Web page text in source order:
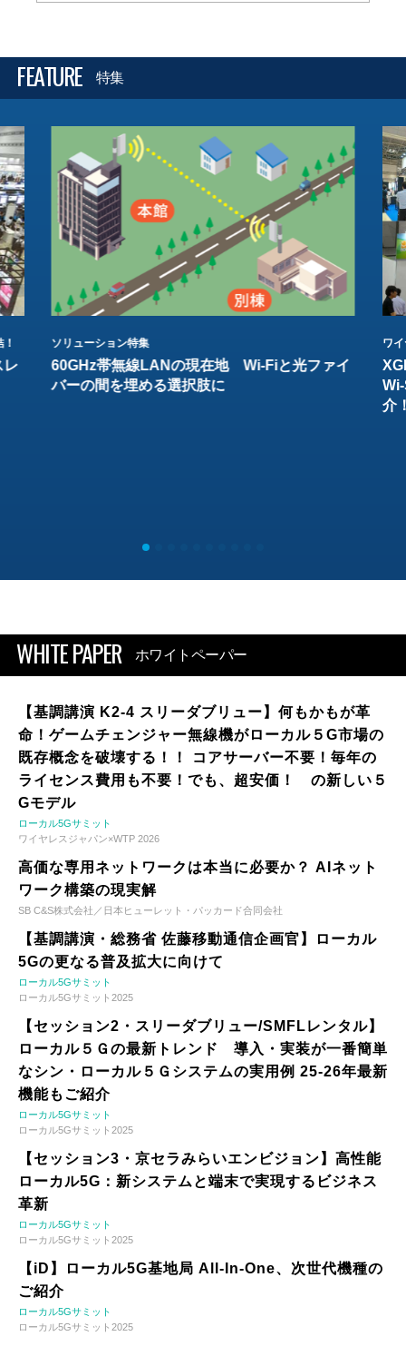
FEATURE 特集
レ
ソリューション特集
60GHz帯無線LANの現在地 Wi-Fiと光ファイ
バーの間を埋める選択肢に
ワ
介
WHITE PAPER ホワイトペーパー
【基調講演 K2-4 スリーダブリュー】何もかもが革
命！ゲームチェンジャー無線機がローカル５G市場の
既存概念を破壊する！！ コアサーバー不要！毎年の
ライセンス費用も不要！でも、超安価！ の新しい５
Gモデル
ローカル5Gサミット
ワイヤレスジャパン×WTP 2026
高価な専用ネットワークは本当に必要か？ AIネット
ワーク構築の現実解
SB C&S株式会社／日本ヒューレット・パッカード合同会社
【基調講演・総務省 佐藤移動通信企画官】ローカル
5Gの更なる普及拡大に向けて
ローカル5Gサミット
ローカル5Gサミット2025
【セッション2・スリーダブリュー/SMFLレンタル】
ローカル５Ｇの最新トレンド 導入・実装が一番簡単
なシン・ローカル５Ｇシステムの実用例 25-26年最新
機能もご紹介
ローカル5Gサミット
ローカル5Gサミット2025
【セッション3・京セラみらいエンビジョン】高性能
ローカル5G：新システムと端末で実現するビジネス
革新
ローカル5Gサミット
ローカル5Gサミット2025
【iD】ローカル5G基地局 All-In-One、次世代機種の
ご紹介
ローカル5Gサミット
ローカル5Gサミット2025